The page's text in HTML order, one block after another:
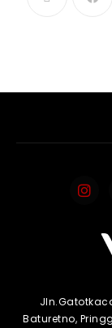
Baturetno,